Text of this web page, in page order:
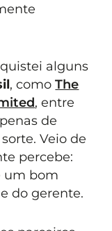
alguns
, comoThe
, entre
de
Veio de
percebe:
um bom
do gerente.